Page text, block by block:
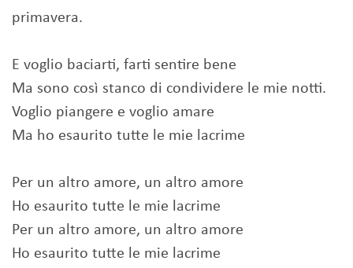
primavera.
E voglio baciarti, farti sentire bene
Ma sono così stanco di condividere le mie notti.
Voglio piangere e voglio amare
Ma ho esaurito tutte le mie lacrime
Per un altro amore, un altro amore
Ho esaurito tutte le mie lacrime
Per un altro amore, un altro amore
Ho esaurito tutte le mie lacrime